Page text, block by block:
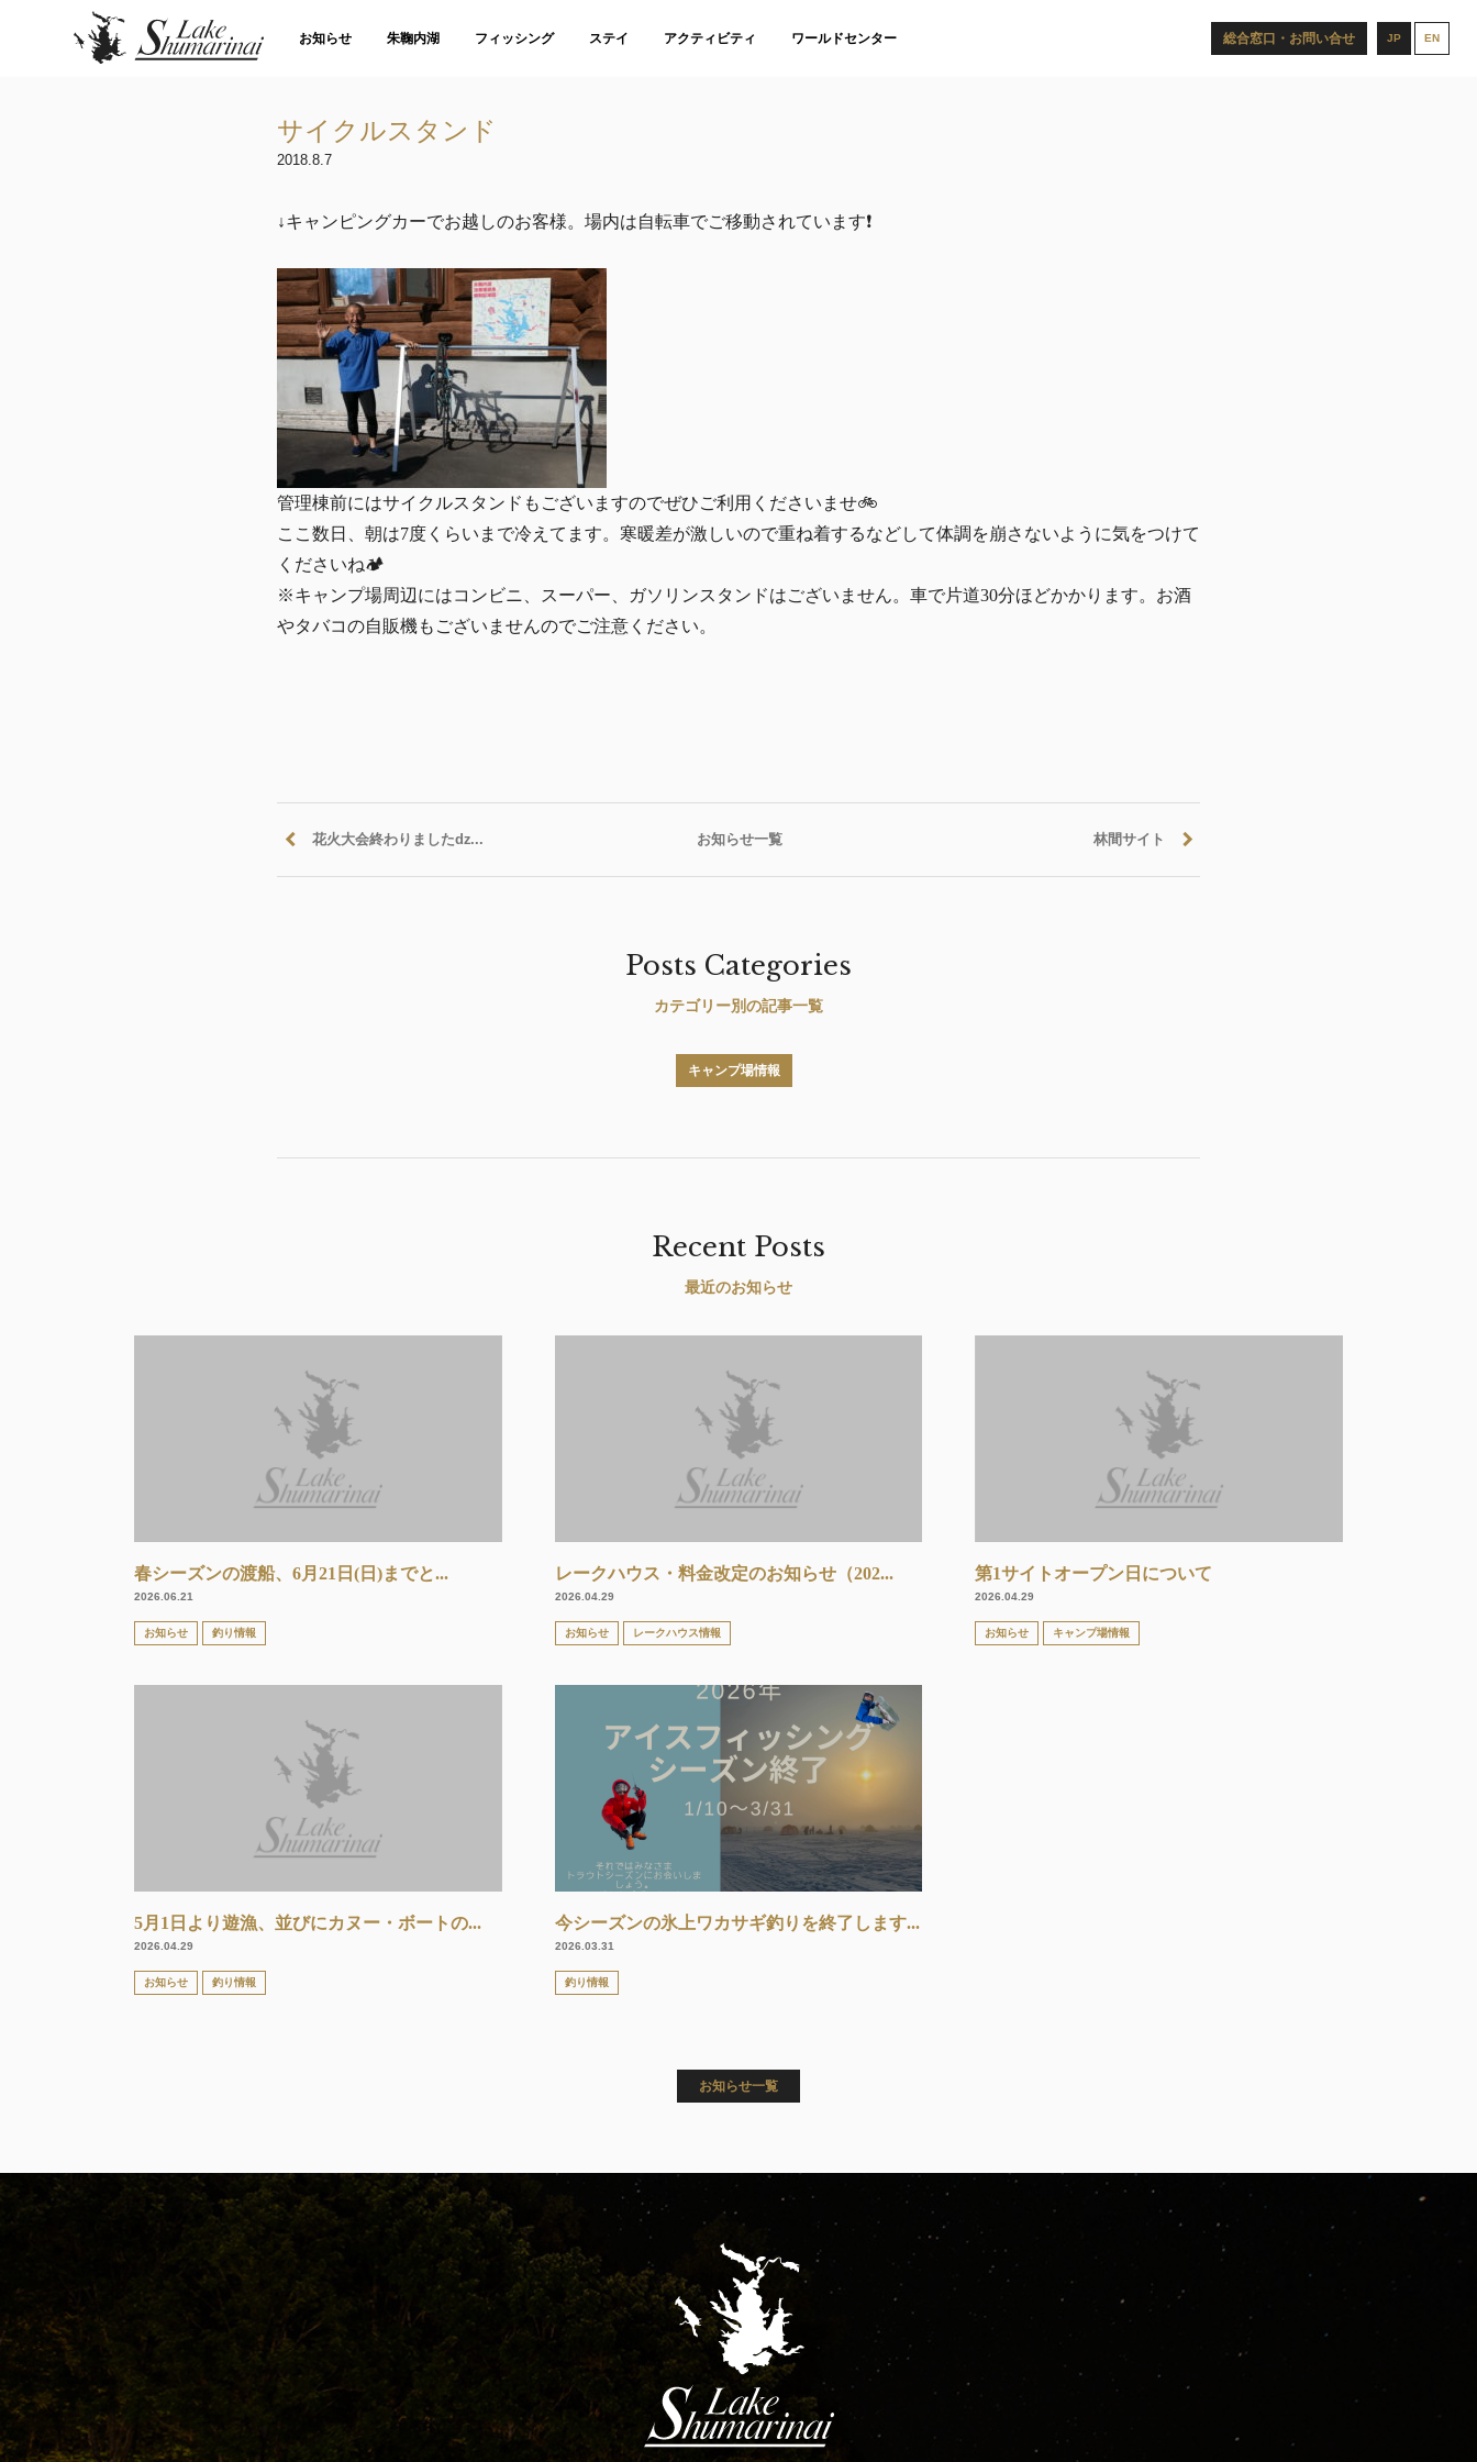
お知らせ 朱鞠内湖 フィッシング ステイ アクティビティ ワールドセンター JP EN
総合窓口・お問い合せ
サイクルスタンド
2018.8.7
↓キャンピングカーでお越しのお客様。場内は自転車でご移動されています❗️
管理棟前にはサイクルスタンドもございますのでぜひご利用くださいませ🚲
ここ数日、朝は7度くらいまで冷えてます。寒暖差が激しいので重ね着するなどして体調を崩さないように気をつけて
くださいね🏕
※キャンプ場周辺にはコンビニ、スーパー、ガソリンスタンドはございません。車で片道30分ほどかかります。お酒
やタバコの自販機もございませんのでご注意ください。
花火大会終わりましたǳ... お知らせ一覧 林間サイト
Posts Categories
カテゴリー別の記事一覧
キャンプ場情報
Recent Posts
最近のお知らせ
春シーズンの渡船、6月21日(日)までと...
2026.06.21
お知らせ 釣り情報
レークハウス・料金改定のお知らせ（202...
2026.04.29
お知らせ レークハウス情報
第1サイトオープン日について
2026.04.29
お知らせ キャンプ場情報
5月1日より遊漁、並びにカヌー・ボートの...
2026.04.29
お知らせ 釣り情報
今シーズンの氷上ワカサギ釣りを終了します...
2026.03.31
釣り情報
お知らせ一覧